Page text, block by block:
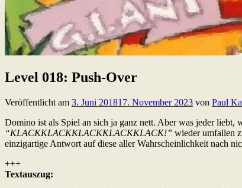
Level 018: Push-Over
Veröffentlicht am 3. Juni 201817. November 2023 von Paul
Domino ist als Spiel an sich ja ganz nett. Aber was jeder
“KLACKKLACKKLACKKLACKKLACK!” wieder umfallen
einzigartige Antwort auf diese aller Wahrscheinlichkeit nach
+++
Textauszug: